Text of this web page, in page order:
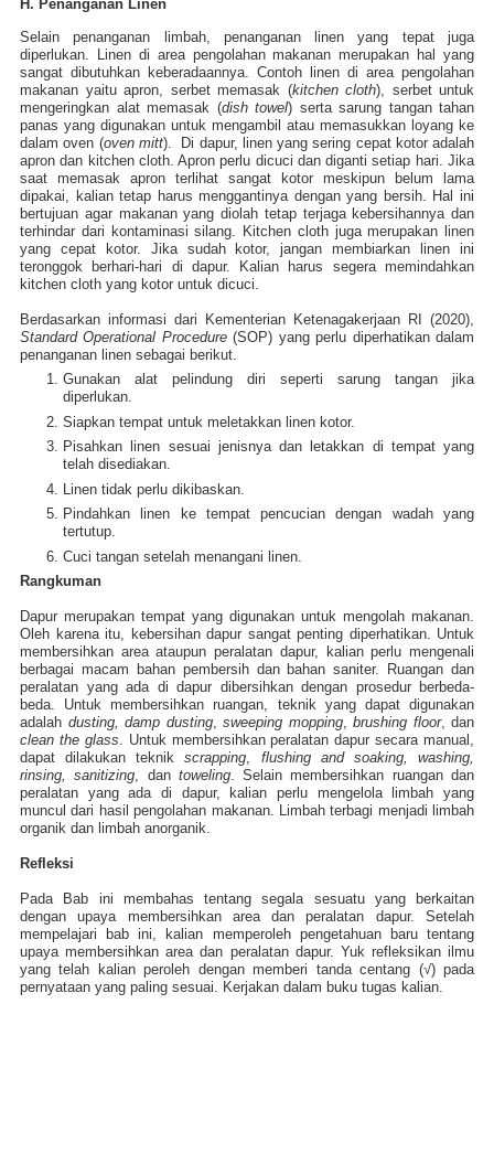
H. Penanganan Linen
Selain penanganan limbah, penanganan linen yang tepat juga
diperlukan. Linen di area pengolahan makanan merupakan hal yang
sangat dibutuhkan keberadaannya. Contoh linen di area pengolahan
makanan yaitu apron, serbet memasak (kitchen cloth), serbet untuk
mengeringkan alat memasak (dish towel) serta sarung tangan tahan
panas yang digunakan untuk mengambil atau memasukkan loyang ke
dalam oven (oven mitt). Di dapur,
linen yang sering cepat kotor adalah
apron dan kitchen cloth. Apron perlu dicuci dan diganti setiap hari. Jika
saat memasak apron terlihat sangat kotor meskipun belum lama
dipakai, kalian tetap harus menggantinya dengan yang bersih. Hal ini
bertujuan agar makanan yang diolah tetap terjaga kebersihannya dan
terhindar dari kontaminasi silang. Kitchen cloth juga merupakan linen
yang cepat kotor. Jika sudah kotor, jangan membiarkan linen ini
teronggok berhari-hari di dapur. Kalian harus segera memindahkan
kitchen cloth yang kotor untuk dicuci.
Berdasarkan informasi dari Kementerian Ketenagakerjaan RI (2020),
Standard Operational Procedure(SOP) yang perlu diperhatikan dalam
penanganan linen sebagai berikut.
Gunakan alat pelindung diri seperti sarung tangan jika
diperlukan.
Siapkan tempat untuk meletakkan linen kotor.
Pisahkan linen sesuai jenisnya dan letakkan di tempat yang
telah disediakan.
Linen tidak perlu dikibaskan.
Pindahkan linen ke tempat pencucian dengan wadah yang
tertutup.
Cuci tangan setelah menangani linen.
Rangkuman
Dapur merupakan tempat yang digunakan untuk mengolah makanan.
Oleh karena itu, kebersihan dapur sangat penting diperhatikan. Untuk
membersihkan area ataupun peralatan dapur, kalian perlu mengenali
berbagai macam bahan pembersih dan bahan saniter. Ruangan dan
peralatan yang ada di dapur dibersihkan dengan prosedur berbeda-
beda. Untuk membersihkan ruangan, teknik yang dapat digunakan
adalah dusting, damp dusting, sweeping mopping, brushing floor, dan
clean the glass. Untuk membersihkan peralatan dapur secara manual,
dapat dilakukan teknikscrapping, flushing and soaking, washing,
rinsing, sanitizing, dan toweling. Selain membersihkan ruangan dan
peralatan yang ada di dapur, kalian perlu mengelola limbah yang
muncul dari hasil pengolahan makanan. Limbah terbagi menjadi limbah
organik dan limbah anorganik.
Refleksi
Pada Bab ini membahas tentang segala sesuatu yang berkaitan
dengan upaya membersihkan area dan peralatan dapur. Setelah
mempelajari bab ini, kalian memperoleh pengetahuan baru tentang
upaya membersihkan area dan peralatan dapur. Yuk refleksikan ilmu
yang telah kalian peroleh dengan memberi tanda centang (√) pada
pernyataan yang paling sesuai. Kerjakan dalam buku tugas kalian.